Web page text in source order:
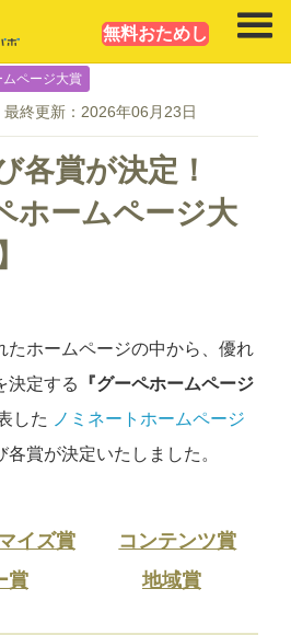
無料おためし
ムページ大賞
最終更新： 2026年06月23日
各賞が決定！
ホームページ大
たホームページの中から、優れ
決定する
『グーペホームページ
した ノミネートホームページ
賞が決定いたしました。
イズ賞
コンテンツ賞
賞
地域賞